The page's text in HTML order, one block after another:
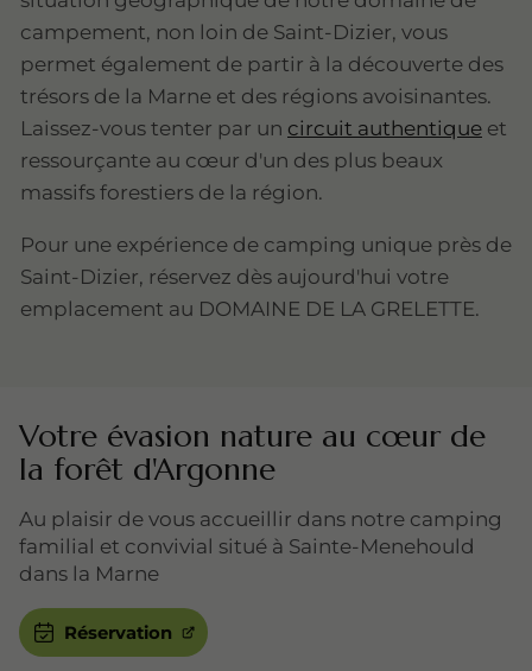
campement, non loin de Saint-Dizier, vous
permet également de partir à la découverte des
trésors de la Marne et des régions avoisinantes.
Laissez-vous tenter par un circuit authentique et
ressourçante au cœur d'un des plus beaux
massifs forestiers de la région.
Pour une expérience de camping unique près de
Saint-Dizier, réservez dès aujourd'hui votre
emplacement au DOMAINE DE LA GRELETTE.
Votre évasion nature au cœur de
la forêt d'Argonne
Au plaisir de vous accueillir dans notre camping
familial et convivial situé à Sainte-Menehould
dans la Marne
Réservation